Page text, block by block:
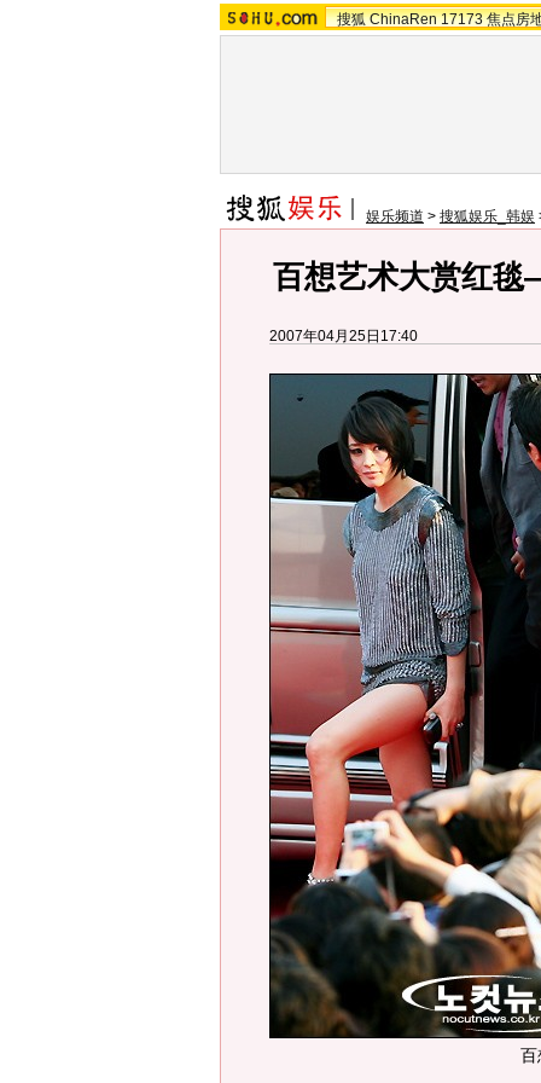
搜狐 ChinaRen 17173 焦点房
娱乐频道 > 搜狐娱乐_韩娱
百想艺术大赏红
2007年04月25日17:40
百想艺术大赏红毯—